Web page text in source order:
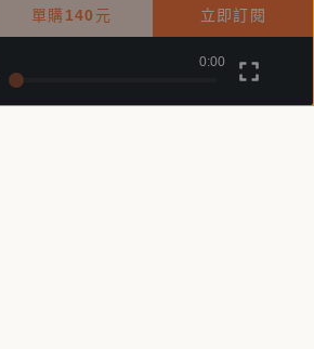
單購140 元 立即訂閱
付費條款 會員條款
0:00